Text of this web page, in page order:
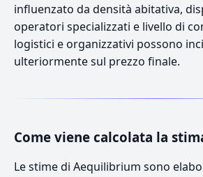
influenzato da densità abitativa,
operatori specializzati e livello di
logistici e organizzativi possono
ulteriormente sul prezzo finale.
Come viene calcolata la
Le stime di Aequilibrium sono